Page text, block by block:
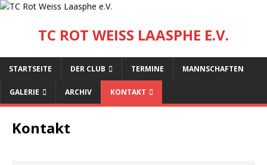
TC ROT WEISS LAASPHE E.V.
STARTSEITE DER CLUB TERMINE MANNSCHAFTEN
GALERIE ARCHIV KONTAKT
Kontakt